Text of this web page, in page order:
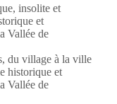
insolite et
et
Vallée de
du village à la ville
historique et
Vallée de